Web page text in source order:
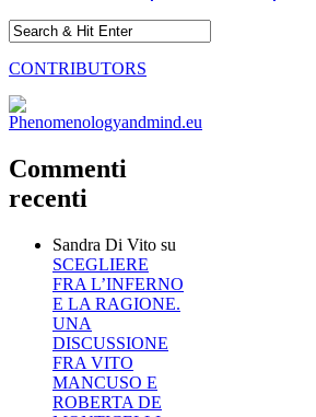
CONTRIBUTORS
Commenti
recenti
Sandra Di Vito su
SCEGLIERE
FRA L’INFERNO
E LA RAGIONE.
UNA
DISCUSSIONE
FRA VITO
MANCUSO E
ROBERTA DE